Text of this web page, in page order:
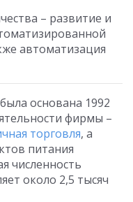
– развитие и
автоматизация
была основана 1992
фирмы –
торговля, а
питания
численность
около 2,5 тысяч